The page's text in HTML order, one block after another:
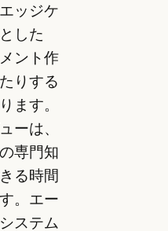
ッジケ
した
ント作
りする
ます。
ーは、
専門知
る時間
。エー
ステム